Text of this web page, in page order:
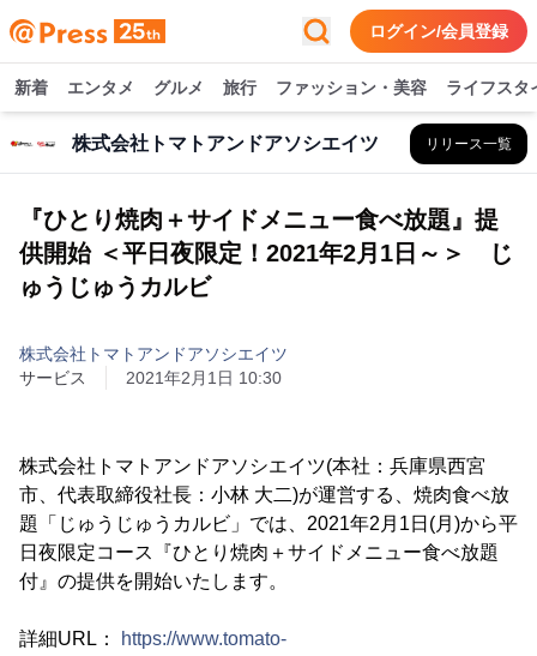
ログイン/会員登録
新着 エンタメ グルメ 旅行 ファッション・美容 ライフスタ
株式会社トマトアンドアソシエイツ リリース一覧
『ひとり焼肉＋サイドメニュー食べ放題』提
供開始 ＜平日夜限定！2021年2月1日～＞ じ
ゅうじゅうカルビ
株式会社トマトアンドアソシエイツ
サービス
2021年2月1日 10:30
株式会社トマトアンドアソシエイツ(本社：兵庫県西宮
市、代表取締役社長：小林 大二)が運営する、焼肉食べ放
題「じゅうじゅうカルビ」では、2021年2月1日(月)から平
日夜限定コース『ひとり焼肉＋サイドメニュー食べ放題
付』の提供を開始いたします。
詳細URL：
https://www.tomato-